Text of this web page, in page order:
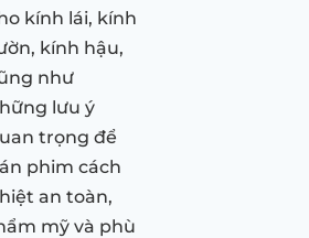
kính lái, kính
kính hậu,
như
lưu ý
trọng để
phim cách
an toàn,
mỹ và phù